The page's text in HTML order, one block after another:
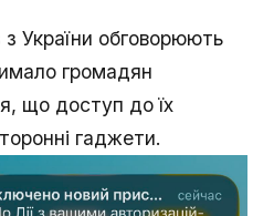
України обговорюють
громадян
що доступ до їх
гаджети.